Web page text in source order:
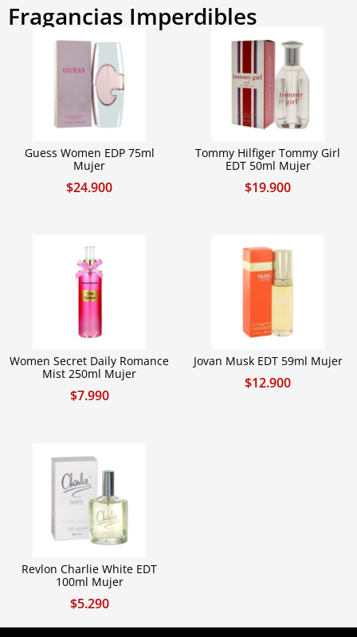
Fragancias Imperdibles
Guess Women EDP 75ml
Mujer
$24.900
Tommy Hilfiger Tommy Girl
EDT 50ml Mujer
$19.900
Women Secret Daily Romance
Mist 250ml Mujer
$7.990
Jovan Musk EDT 59ml Mujer
$12.900
Revlon Charlie White EDT
100ml Mujer
$5.290